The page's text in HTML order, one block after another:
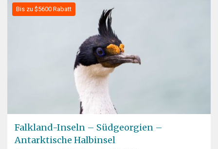
Bis zu $5600 Rabatt
Falkland-Inseln – Südgeorgien –
Antarktische Halbinsel